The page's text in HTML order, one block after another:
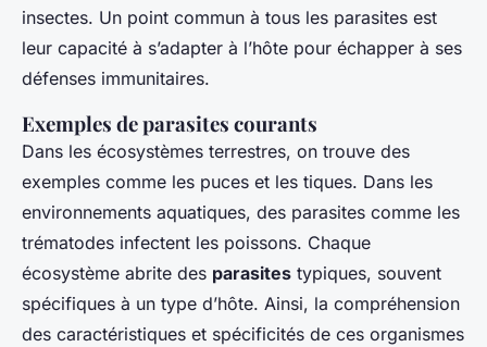
insectes. Un point commun à tous les parasites est
leur capacité à s’adapter à l’hôte pour échapper à ses
défenses immunitaires.
Exemples de parasites courants
Dans les écosystèmes terrestres, on trouve des
exemples comme les puces et les tiques. Dans les
environnements aquatiques, des parasites comme les
trématodes infectent les poissons. Chaque
écosystème abrite des parasites typiques, souvent
spécifiques à un type d’hôte. Ainsi, la compréhension
des caractéristiques et spécificités de ces organismes